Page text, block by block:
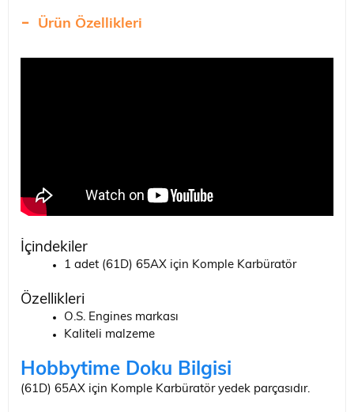
Ürün Özellikleri
İçindekiler
1 adet (61D) 65AX için Komple Karbüratör
Özellikleri
O.S. Engines markası
Kaliteli malzeme
Hobbytime Doku Bilgisi
(61D) 65AX için Komple Karbüratör yedek parçasıdır.